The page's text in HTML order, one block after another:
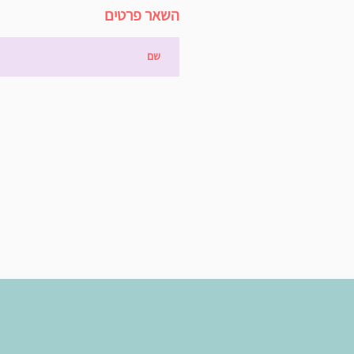
השאר פרטים